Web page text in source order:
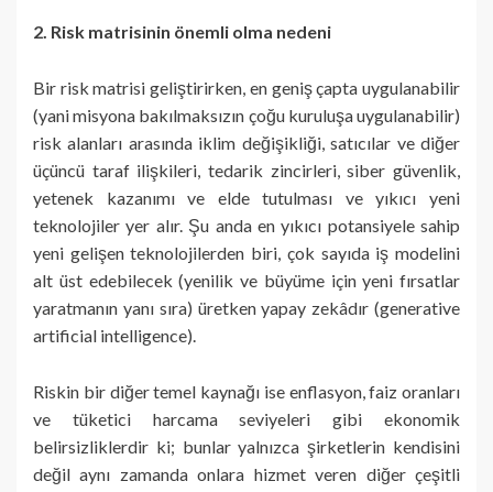
2. Risk matrisinin önemli olma nedeni
Bir risk matrisi geliştirirken, en geniş çapta uygulanabilir
(yani misyona bakılmaksızın çoğu kuruluşa uygulanabilir)
risk alanları arasında iklim değişikliği, satıcılar ve diğer
üçüncü taraf ilişkileri, tedarik zincirleri, siber güvenlik,
yetenek kazanımı ve elde tutulması ve yıkıcı yeni
teknolojiler yer alır. Şu anda en yıkıcı potansiyele sahip
yeni gelişen teknolojilerden biri, çok sayıda iş modelini
alt üst edebilecek (yenilik ve büyüme için yeni fırsatlar
yaratmanın yanı sıra) üretken yapay zekâdır (generative
artificial intelligence).
Riskin bir diğer temel kaynağı ise enflasyon, faiz oranları
ve tüketici harcama seviyeleri gibi ekonomik
belirsizliklerdir ki; bunlar yalnızca şirketlerin kendisini
değil aynı zamanda onlara hizmet veren diğer çeşitli